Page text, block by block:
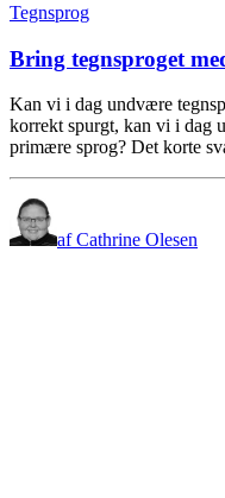
Tegnsprog
Bring tegnsproget
Kan vi i dag undvære
korrekt spurgt, kan vi i dag
primære sprog? Det korte
af Cathrine Olesen